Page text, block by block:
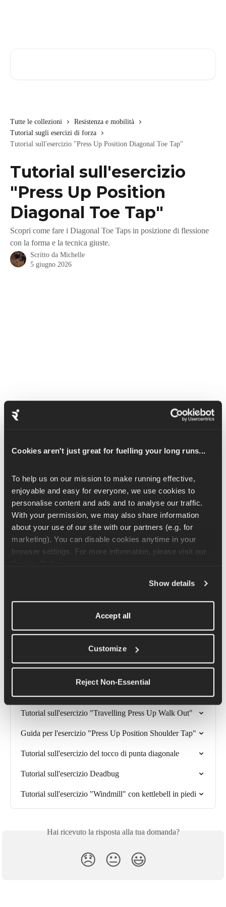
Cookies aren't just great for fuelling your long runs...
To help us on our mission to make running effective,
enjoyable and easy for everyone, we use cookies to
personalise content and ads and to analyse our traffic.
With your permission, we may also share information
about your use of our site with our partners (e.g. for
marketing). You can disable cookies anytime in your
Show details
Accept all
Customize
Reject Non-Essential
Tutte le collezioni
Resistenza e mobilità
Tutorial sugli esercizi di forza
Tutorial sull'esercizio "Press Up Position Diagonal Toe Tap"
Tutorial sull'esercizio
"Press Up Position
Diagonal Toe Tap"
Scopri come fare i Diagonal Toe Taps in posizione di flessione
con la forma e la tecnica giuste.
Scritto da Michelle
5 giugno 2026
Questo è un ottimo esercizio di riscaldamento che unisce
muscoli posteriori della coscia e sulla forza delle spalle e del
Per fare questo esercizio, mettiti nella posizione di flessione con
le gambe un po' più aperte del solito. In questa posizione
dovresti tenere le braccia all'incirca alla larghezza delle spalle e
guardare davanti a te, al centro delle tue due mani, formando un
triangolo.
soffitto. Torna alla posizione di flessione e ripeti con l'altro
Puoi aumentare la velocità di questo movimento per renderlo
una sfida più impegnativa. Comunque, è importante assicurarsi
di avere sempre tutto sotto controllo.
Articoli correlati
Tutorial sull'esercizio "Travelling Press Up Walk Out"
Guida per l'esercizio "Press Up Position Shoulder Tap"
Tutorial sull'esercizio del tocco di punta diagonale
Tutorial sull'esercizio Deadbug
Tutorial sull'esercizio "Windmill" con kettlebell in piedi
Hai ricevuto la risposta alla tua domanda?
😞 😐 😃